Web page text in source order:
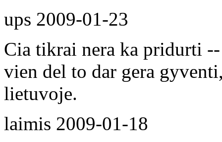
ups 2009-01-23
Cia tikrai nera ka pridurti
vien del to dar gera
lietuvoje.
laimis 2009-01-18